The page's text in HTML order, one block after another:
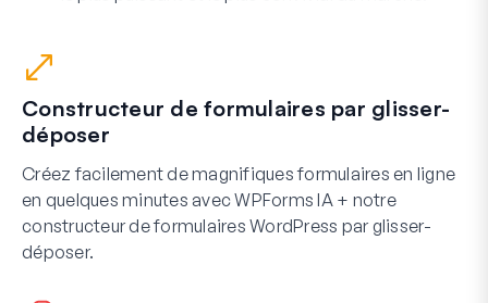
Constructeur de formulaires par glisser-
déposer
Créez facilement de magnifiques formulaires en ligne
en quelques minutes avec WPForms IA + notre
constructeur de formulaires WordPress par glisser-
déposer.